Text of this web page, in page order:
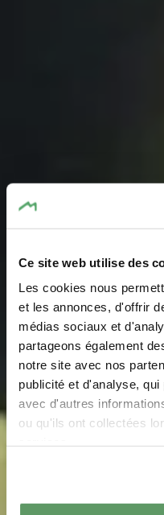
Ce site web utilise des
Les cookies nous
et les annonces, d'offrir
médias sociaux et
partageons également
notre site avec nos
publicité et d'analyse,
avec d'autres
ou qu'ils ont collectées